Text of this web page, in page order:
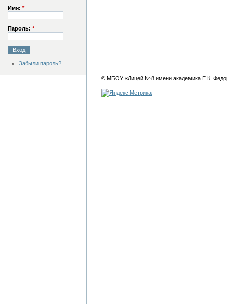
Имя: *
Пароль: *
Забыли пароль?
© МБОУ «Лицей №8 имени академика Е.К.